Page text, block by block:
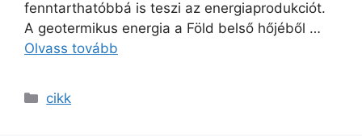
fenntarthatóbbá is teszi az energiaprodukciót.
A geotermikus energia a Föld belső hőjéből …
Olvass tovább
Kategória
cikk